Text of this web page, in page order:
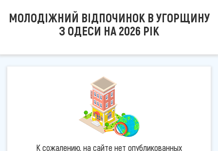
МОЛОДІЖНИЙ ВІДПОЧИНОК В УГОРЩИНУ
З ОДЕСИ НА 2026 РІК
К сожалению, на сайте нет опубликованных